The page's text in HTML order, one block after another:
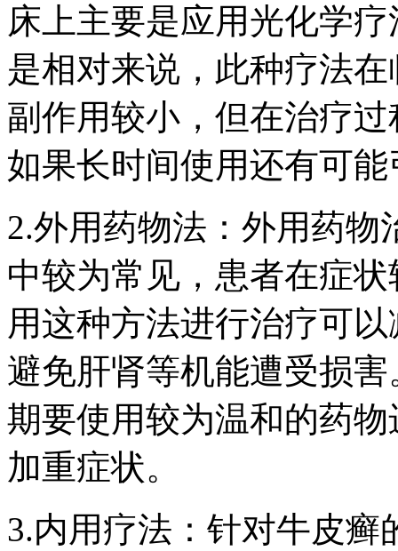
床上主要是应用光化学
是相对来说，此种疗法
副作用较小，但在治疗
如果长时间使用还有可
2.外用药物法：外用药
中较为常见，患者在症
用这种方法进行治疗可
避免肝肾等机能遭受损
期要使用较为温和的药
加重症状。
3.内用疗法：针对牛皮癣